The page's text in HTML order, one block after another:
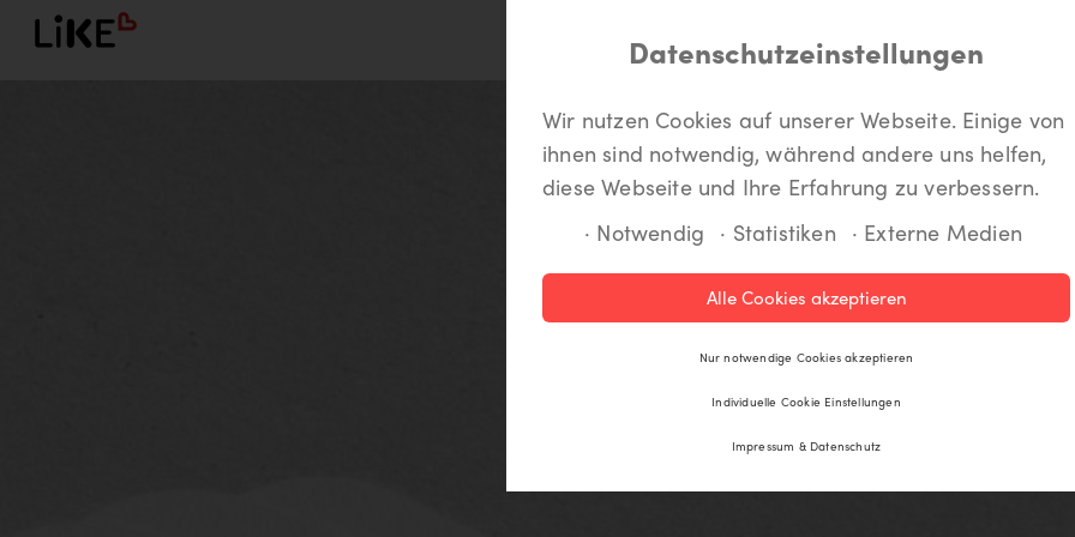
Datenschutzeinstellungen
Wir nutzen Cookies auf unserer Webseite. Einige von
ihnen sind notwendig, während andere uns helfen,
diese Webseite und Ihre Erfahrung zu verbessern.
· Notwendig · Statistiken · Externe Medien
Alle Cookies akzeptieren
Nur notwendige Cookies akzeptieren
Individuelle Cookie Einstellungen
Impressum & Datenschutz